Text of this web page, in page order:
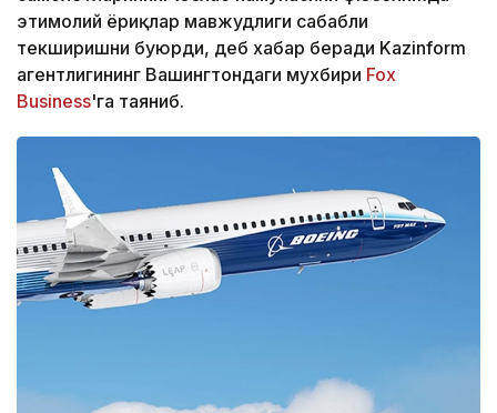
эҳтимолий ёриқлар мавжудлиги сабабли
текширишни буюрди, деб хабар беради Kazinform
агентлигининг Вашингтондаги мухбири Fox
Business'га таяниб.